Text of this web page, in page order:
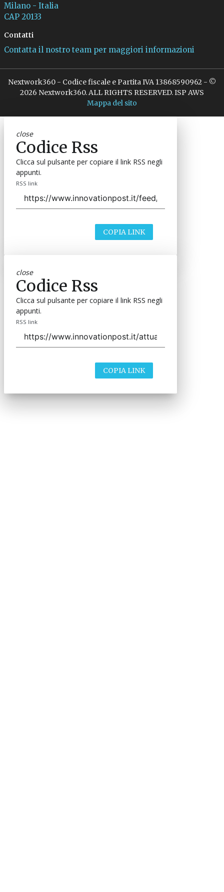
Milano - Italia
CAP 20133
Contatti
Contatta il nostro team per maggiori informazioni
Nextwork360 - Codice fiscale e Partita IVA 13868590962 - ©
2026 Nextwork360. ALL RIGHTS RESERVED. ISP AWS
Mappa del sito
close
Codice Rss
Clicca sul pulsante per copiare il link RSS negli
appunti.
RSS link
COPIA LINK
close
Codice Rss
Clicca sul pulsante per copiare il link RSS negli
appunti.
RSS link
COPIA LINK